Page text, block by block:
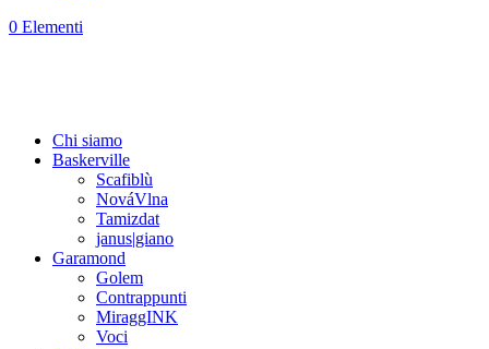
0 Elementi
Chi siamo
Baskerville
Scafiblù
NováVlna
Tamizdat
janus|giano
Garamond
Golem
Contrappunti
MiraggINK
Voci